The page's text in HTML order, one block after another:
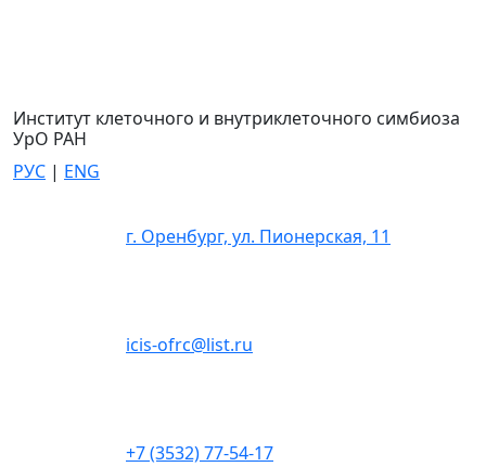
Институт клеточного и внутриклеточного симбиоза
УрО РАН
РУС | ENG
г. Оренбург, ул. Пионерская, 11
icis-ofrc@list.ru
+7 (3532) 77-54-17